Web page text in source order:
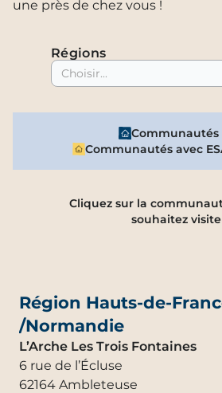
une près de chez vous !
Régions
Choisir...
Communautés
Communautés avec
Cliquez sur la
souhaitez
Région Hauts-de-
/Normandie
L’Arche Les Trois Fontaines
6 rue de l’Écluse
62164 Ambleteuse